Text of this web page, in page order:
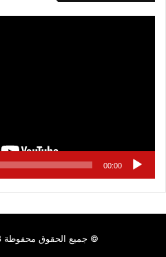
00:00
© جميع الحقوق محفوظة 2018 |